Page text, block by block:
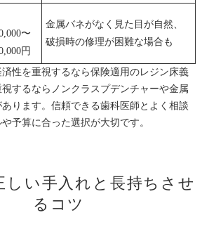
〜
円
金属バネがなく見た目が自然、
破損時の修理が困難な場合も
性を重視するなら保険適用のレジン床義
するならノンクラスプデンチャーや金属
ります。信頼できる歯科医師とよく相談
予算に合った選択が大切です。
しい手入れと長持ちさせ
るコツ